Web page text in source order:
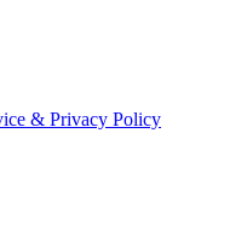
& Privacy Policy